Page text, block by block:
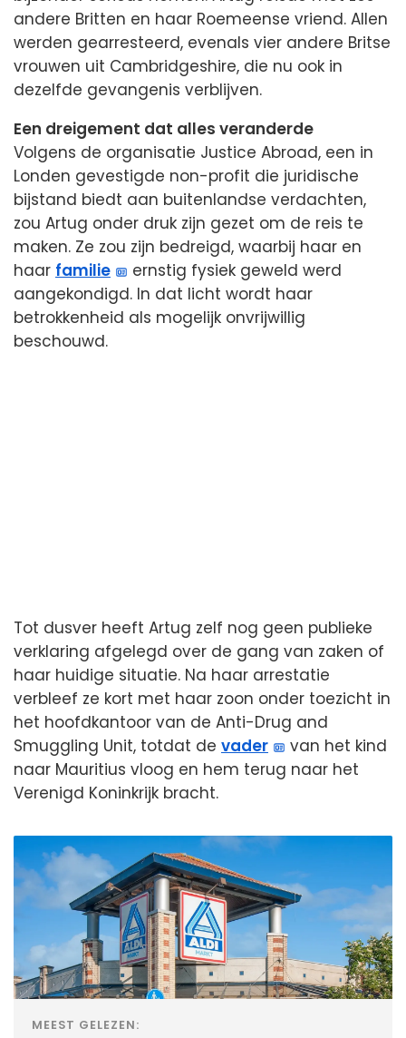
andere Britten en haar Roemeense vriend. Allen
werden gearresteerd, evenals vier andere Britse
vrouwen uit Cambridgeshire, die nu ook in
dezelfde gevangenis verblijven.
Een dreigement dat alles veranderde
Volgens de organisatie Justice Abroad, een in
Londen gevestigde non-profit die juridische
bijstand biedt aan buitenlandse verdachten,
zou Artug onder druk zijn gezet om de reis te
maken. Ze zou zijn bedreigd, waarbij haar en
haar familie
ernstig fysiek geweld werd
aangekondigd. In dat licht wordt haar
betrokkenheid als mogelijk onvrijwillig
beschouwd.
Tot dusver heeft Artug zelf nog geen publieke
verklaring afgelegd over de gang van zaken of
haar huidige situatie. Na haar arrestatie
verbleef ze kort met haar zoon onder toezicht in
het hoofdkantoor van de Anti-Drug and
Smuggling Unit, totdat de vader
van het kind
naar Mauritius vloog en hem terug naar het
Verenigd Koninkrijk bracht.
MEEST GELEZEN: